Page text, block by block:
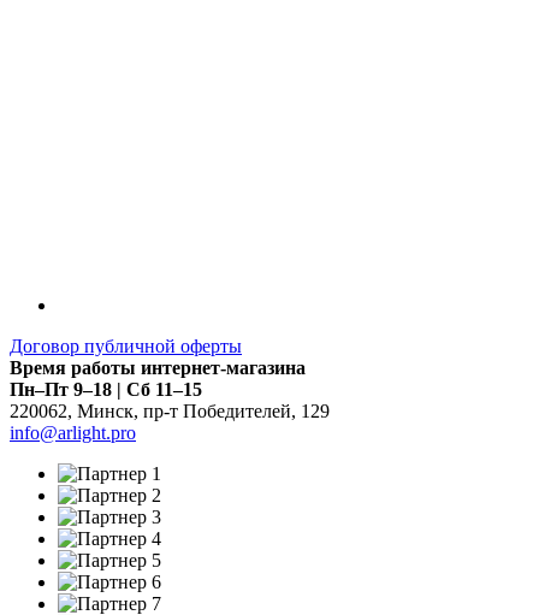
Договор публичной оферты
Время работы интернет-магазина
Пн–Пт 9–18 | Сб 11–15
220062, Минск, пр-т Победителей, 129
info@arlight.pro